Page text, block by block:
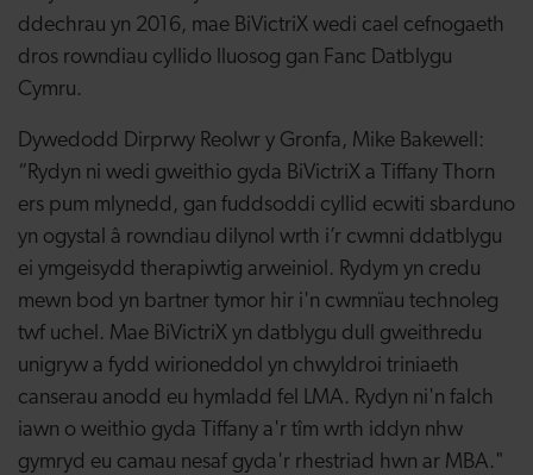
ddechrau yn 2016, mae BiVictriX wedi cael cefnogaeth
dros rowndiau cyllido lluosog gan Fanc Datblygu
Cymru.
Dywedodd Dirprwy Reolwr y Gronfa, Mike Bakewell:
“Rydyn ni wedi gweithio gyda BiVictriX a Tiffany Thorn
ers pum mlynedd, gan fuddsoddi cyllid ecwiti sbarduno
yn ogystal â rowndiau dilynol wrth i’r cwmni ddatblygu
ei ymgeisydd therapiwtig arweiniol. Rydym yn credu
mewn bod yn bartner tymor hir i'n cwmnïau technoleg
twf uchel. Mae BiVictriX yn datblygu dull gweithredu
unigryw a fydd wirioneddol yn chwyldroi triniaeth
canserau anodd eu hymladd fel LMA. Rydyn ni'n falch
iawn o weithio gyda Tiffany a'r tîm wrth iddyn nhw
gymryd eu camau nesaf gyda'r rhestriad hwn ar MBA."